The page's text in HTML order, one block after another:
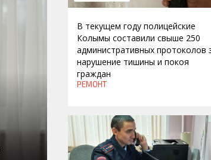
В текущем году полицейские
Колымы составили свыше 250
административных протоколов
нарушение тишины и покоя
граждан
РЕМОНТ